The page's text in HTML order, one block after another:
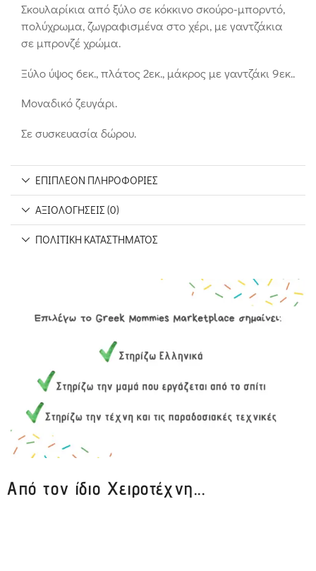
Σκουλαρίκια από ξύλο σε κόκκινο σκούρο-μπορντό,
πολύχρωμα, ζωγραφισμένα στο χέρι, με γαντζάκια
σε μπρονζέ χρώμα.
Ξύλο ύψος 6εκ., πλάτος 2εκ., μάκρος με γαντζάκι 9εκ..
Μοναδικό ζευγάρι.
Σε συσκευασία δώρου.
ΕΠΙΠΛΈΟΝ ΠΛΗΡΟΦΟΡΊΕΣ
ΑΞΙΟΛΟΓΉΣΕΙΣ (0)
ΠΟΛΙΤΙΚΉ ΚΑΤΑΣΤΉΜΑΤΟΣ
Από τον ίδιο Χειροτέχνη...